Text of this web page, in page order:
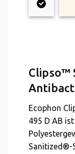
Clipso™
Ecophon
495 D AB
Sanitized®-